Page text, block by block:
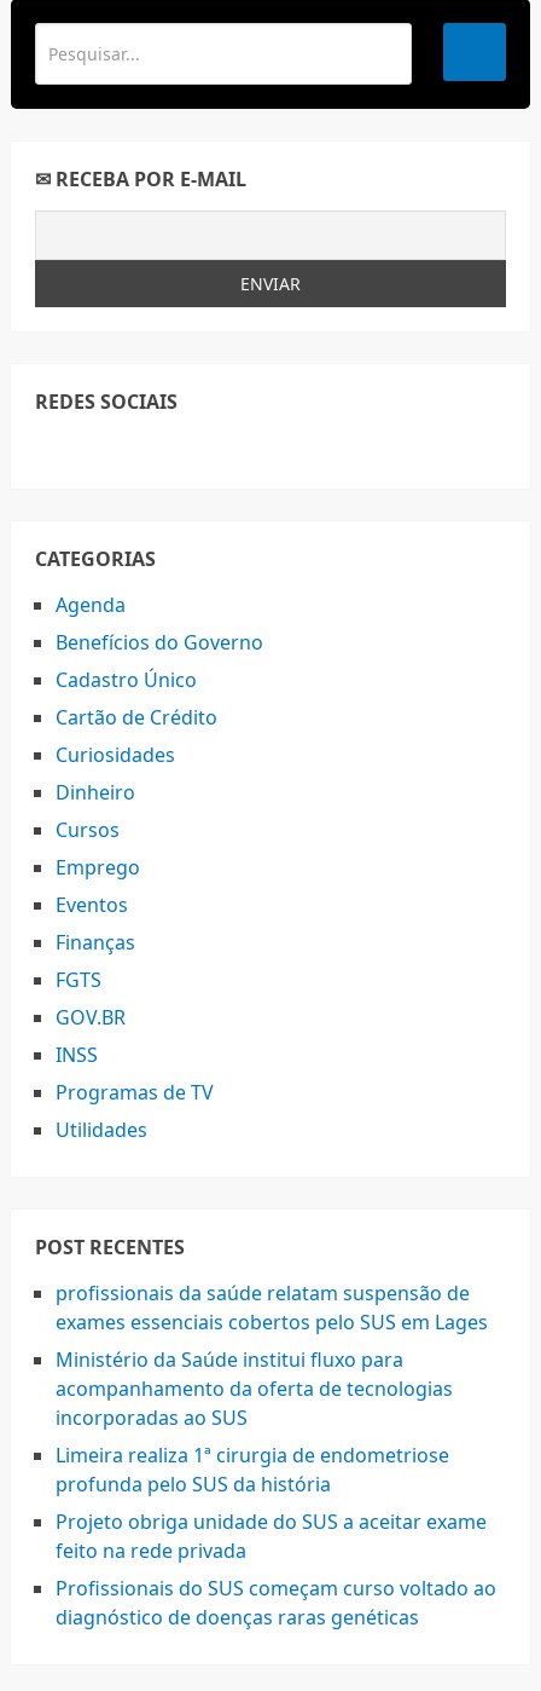
✉ RECEBA POR E-MAIL
REDES SOCIAIS
CATEGORIAS
Agenda
Benefícios do Governo
Cadastro Único
Cartão de Crédito
Curiosidades
Dinheiro
Cursos
Emprego
Eventos
Finanças
FGTS
GOV.BR
INSS
Programas de TV
Utilidades
POST RECENTES
profissionais da saúde relatam suspensão de
exames essenciais cobertos pelo SUS em Lages
Ministério da Saúde institui fluxo para
acompanhamento da oferta de tecnologias
incorporadas ao SUS
Limeira realiza 1ª cirurgia de endometriose
profunda pelo SUS da história
Projeto obriga unidade do SUS a aceitar exame
feito na rede privada
Profissionais do SUS começam curso voltado ao
diagnóstico de doenças raras genéticas